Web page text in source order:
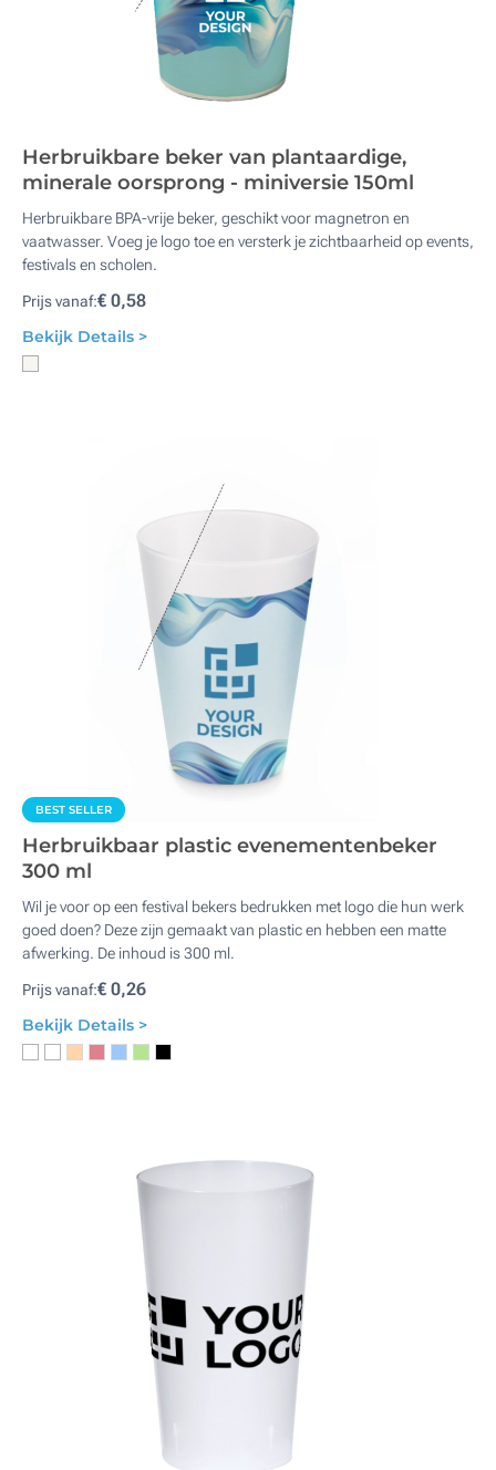
Herbruikbare beker van plantaardige,
minerale oorsprong - miniversie 150ml
Herbruikbare BPA-vrije beker, geschikt voor magnetron en
vaatwasser. Voeg je logo toe en versterk je zichtbaarheid op events,
festivals en scholen.
Prijs vanaf:€ 0,58
Bekijk Details >
BEST SELLER
Herbruikbaar plastic evenementenbeker
300 ml
Wil je voor op een festival bekers bedrukken met logo die hun werk
goed doen? Deze zijn gemaakt van plastic en hebben een matte
afwerking. De inhoud is 300 ml.
Prijs vanaf:€ 0,26
Bekijk Details >